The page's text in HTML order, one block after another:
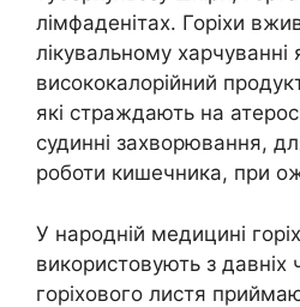
лімфаденітах. Горіхи
лікувальному харчуванні
висококалорійний
які страждають на
судинні захворювання,
роботи кишечника, при
У народній медицині
використовують з давніх
горіхового листя